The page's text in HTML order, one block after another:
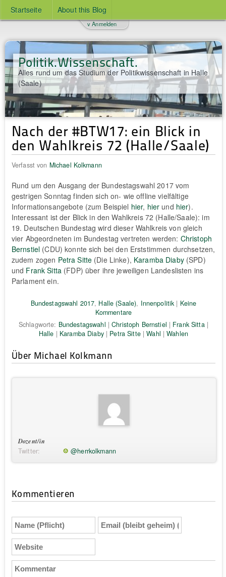
Startseite About this Blog
Politik.Wissenschaft.
Alles rund um das Studium der Politikwissenschaft in Halle
(Saale)
v Anmelden
Nach der #BTW17: ein Blick in
den Wahlkreis 72 (Halle/Saale)
Verfasst von Michael Kolkmann
Rund um den Ausgang der Bundestagswahl 2017 vom
gestrigen Sonntag finden sich on- wie offline vielfältige
Informationsangebote (zum Beispiel hier, hier und hier).
Interessant ist der Blick in den Wahlkreis 72 (Halle/Saale): im
19. Deutschen Bundestag wird dieser Wahlkreis von gleich
vier Abgeordneten im Bundestag vertreten werden: Christoph
Bernstiel (CDU) konnte sich bei den Erststimmen durchsetzen,
zudem zogen Petra Sitte (Die Linke), Karamba Diaby(SPD)
und Frank Sitta (FDP) über ihre jeweiligen Landeslisten ins
Parlament ein.
Bundestagswahl 2017, Halle (Saale), Innenpolitik | Keine
Kommentare
Schlagworte: Bundestagswahl |Christoph Bernstiel | Frank Sitta|
Halle | Karamba Diaby| Petra Sitte|Wahl |Wahlen
Über Michael Kolkmann
Dozent/in
Twitter:
@herrkolkmann
Kommentieren
Name
(Pflicht)
Email
(bleibt
Website
Kommentar